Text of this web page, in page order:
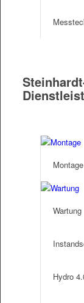
Montage
Wartung
Hydro